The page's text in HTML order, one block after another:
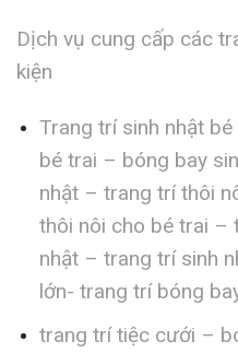
Dịch vụ cung cấp các
kiện
Trang trí sinh nhật
bé trai – bóng bay
nhật – trang trí thôi
thôi nôi cho bé trai –
nhật – trang trí sinh
lớn- trang trí bóng
trang trí tiệc cưới –